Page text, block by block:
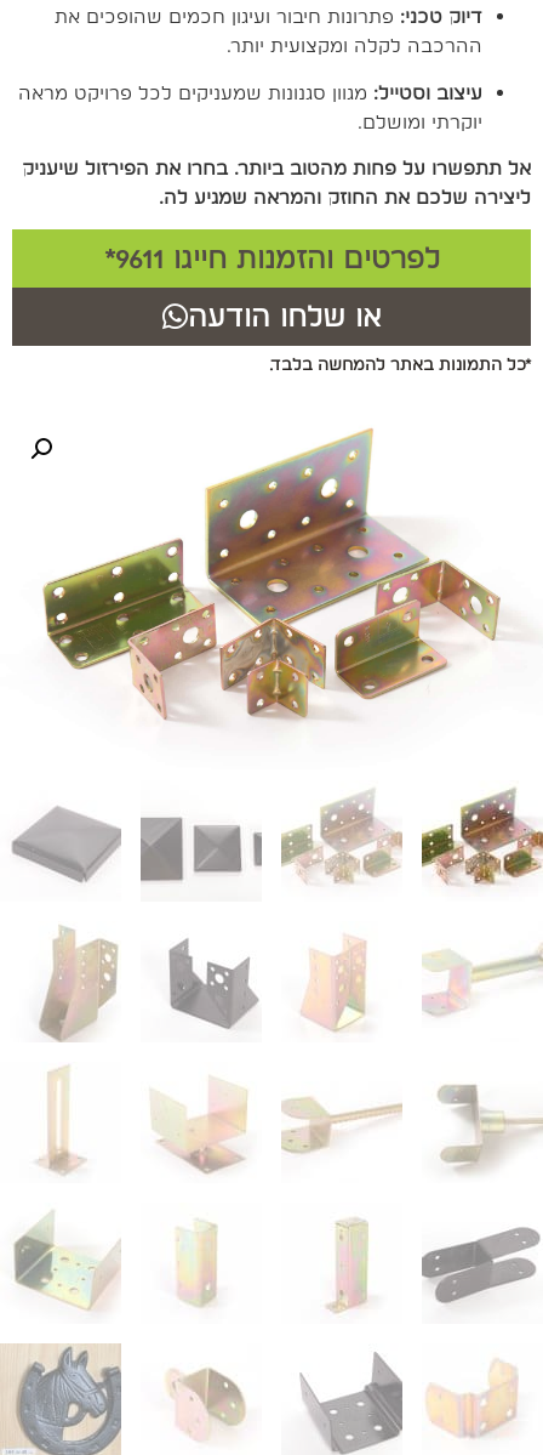
דיוק טכני: פתרונות חיבור ועיגון חכמים שהופכים את
ההרכבה לקלה ומקצועית יותר.
עיצוב וסטייל: מגוון סגנונות שמעניקים לכל פרויקט מראה
יוקרתי ומושלם.
אל תתפשרו על פחות מהטוב ביותר. בחרו את הפירזול שיעניק
ליצירה שלכם את החוזק והמראה שמגיע לה.
לפרטים והזמנות חייגו 9611*
או שלחו הודעה
*כל התמונות באתר להמחשה בלבד.